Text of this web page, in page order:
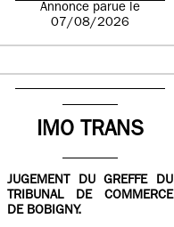
Annonce parue le
07/08/2026
IMO TRANS
JUGEMENT DU GREFFE DU
TRIBUNAL DE COMMERCE
DE BOBIGNY.